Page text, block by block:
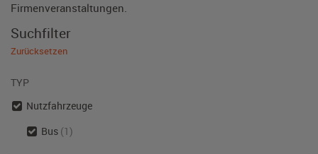
Firmenveranstaltungen.
Suchfilter
Zurücksetzen
TYP
Nutzfahrzeuge
Bus (1)